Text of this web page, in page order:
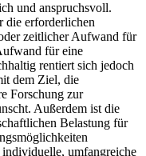
und anspruchsvoll.
die erforderlichen
zeitlicher Aufwand für
für eine
rentiert sich jedoch
dem Ziel, die
Forschung zur
Außerdem ist die
Belastung für
umfangreiche